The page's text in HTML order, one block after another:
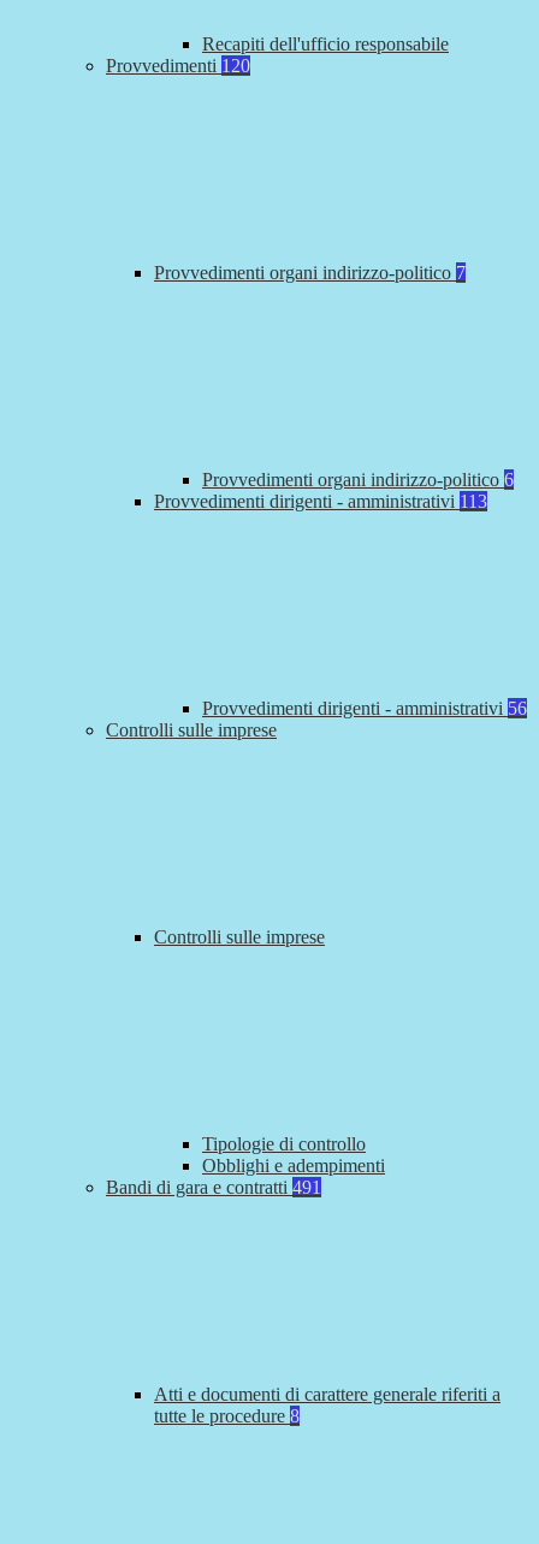
Recapiti dell'ufficio responsabile
Provvedimenti 120
Provvedimenti organi indirizzo-politico 7
Provvedimenti organi indirizzo-politico 6
Provvedimenti dirigenti - amministrativi 113
Provvedimenti dirigenti - amministrativi 56
Controlli sulle imprese
Controlli sulle imprese
Tipologie di controllo
Obblighi e adempimenti
Bandi di gara e contratti 491
Atti e documenti di carattere generale riferiti a
tutte le procedure 8